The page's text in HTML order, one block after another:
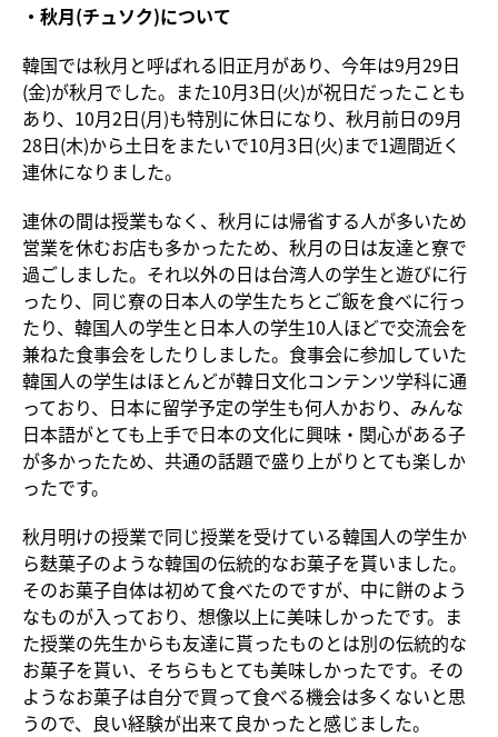
・秋月(チュソク)について
韓国では秋月と呼ばれる旧正月があり、今年は9月29日
(金)が秋月でした。また10月3日(火)が祝日だったことも
あり、10月2日(月)も特別に休日になり、秋月前日の9月
28日(木)から土日をまたいで10月3日(火)まで1週間近く
連休になりました。
連休の間は授業もなく、秋月には帰省する人が多いため
営業を休むお店も多かったため、秋月の日は友達と寮で
過ごしました。それ以外の日は台湾人の学生と遊びに行
ったり、同じ寮の日本人の学生たちとご飯を食べに行っ
たり、韓国人の学生と日本人の学生10人ほどで交流会を
兼ねた食事会をしたりしました。食事会に参加していた
韓国人の学生はほとんどが韓日文化コンテンツ学科に通
っており、日本に留学予定の学生も何人かおり、みんな
日本語がとても上手で日本の文化に興味・関心がある子
が多かったため、共通の話題で盛り上がりとても楽しか
ったです。
秋月明けの授業で同じ授業を受けている韓国人の学生か
ら麩菓子のような韓国の伝統的なお菓子を貰いました。
そのお菓子自体は初めて食べたのですが、中に餅のよう
なものが入っており、想像以上に美味しかったです。ま
た授業の先生からも友達に貰ったものとは別の伝統的な
お菓子を貰い、そちらもとても美味しかったです。その
ようなお菓子は自分で買って食べる機会は多くないと思
うので、良い経験が出来て良かったと感じました。